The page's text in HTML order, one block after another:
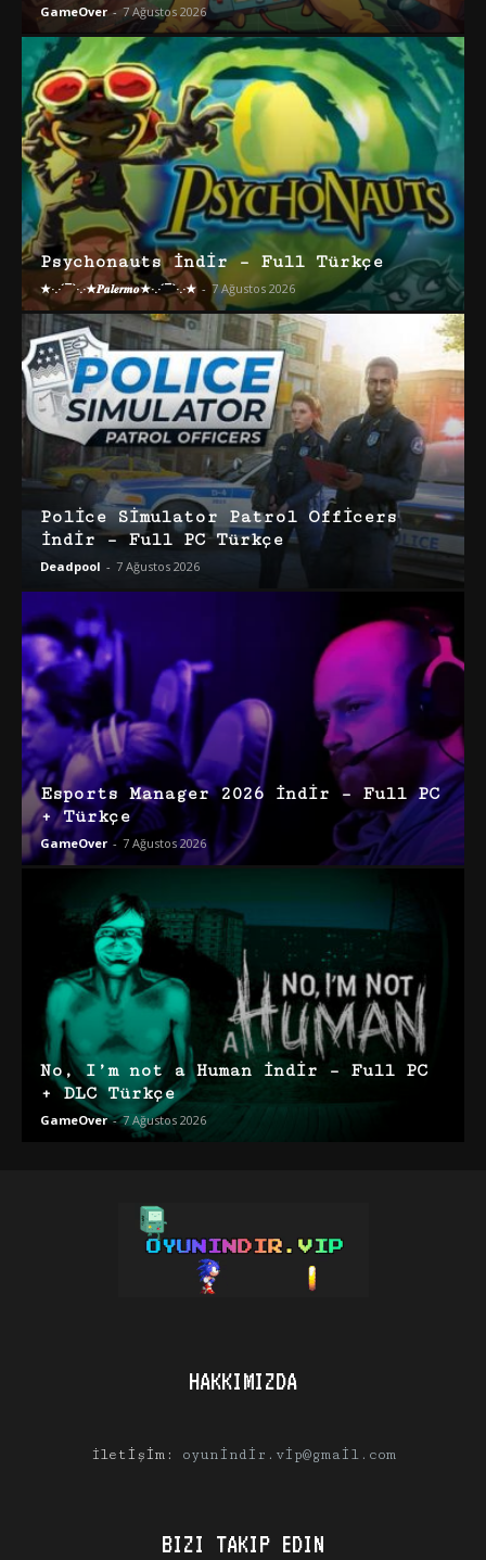
GameOver - 7 Ağustos 2026
Psychonauts İndir – Full Türkçe
★·.·´¯`·.·★𝑷𝒂𝒍𝒆𝒓𝒎𝒐★·.·´¯`·.·★ - 7 Ağustos 2026
Police Simulator Patrol Officers
İndir – Full PC Türkçe
Deadpool - 7 Ağustos 2026
Esports Manager 2026 İndir – Full PC
+ Türkçe
GameOver - 7 Ağustos 2026
No, I’m not a Human İndir – Full PC
+ DLC Türkçe
GameOver - 7 Ağustos 2026
HAKKIMIZDA
İletişim: oyunindir.vip@gmail.com
BIZI TAKIP EDIN